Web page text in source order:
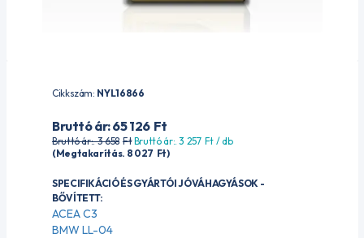
Cikkszám: NYL16866
Bruttó ár: 65 126 Ft
Bruttó ár:. 3 658 FtBruttó ár:. 3 257 Ft/ db
(Megtakarítás. 8 027 Ft)
SPECIFIKÁCIÓ ÉS GYÁRTÓI JÓVÁHAGYÁSOK -
BŐVÍTETT:
ACEA C3
BMW LL-04